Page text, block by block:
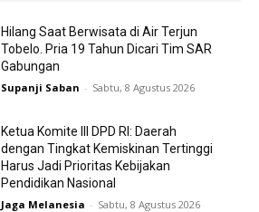
Hilang Saat Berwisata di Air Terjun
Tobelo. Pria 19 Tahun Dicari Tim SAR
Gabungan
Supanji Saban - Sabtu, 8 Agustus 2026
Ketua Komite III DPD RI: Daerah
dengan Tingkat Kemiskinan Tertinggi
Harus Jadi Prioritas Kebijakan
Pendidikan Nasional
Jaga Melanesia - Sabtu, 8 Agustus 2026